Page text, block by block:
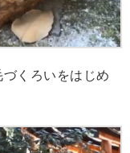
くろいをはじめ